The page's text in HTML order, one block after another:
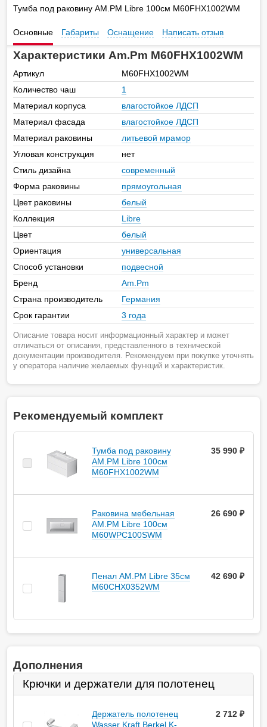
Тумба под раковину AM.PM Libre 100см M60FHX1002WM
Основные Габариты Оснащение Написать отзыв
Характеристики Am.Pm M60FHX1002WM
Артикул
M60FHX1002WM
Количество чаш
1
Материал корпуса
влагостойкое ЛДСП
Материал фасада
влагостойкое ЛДСП
Материал раковины
литьевой мрамор
Угловая конструкция
нет
Стиль дизайна
современный
Форма раковины
прямоугольная
Цвет раковины
белый
Коллекция
Libre
Цвет
белый
Ориентация
универсальная
Способ установки
подвесной
Бренд
Am.Pm
Страна производитель
Германия
Срок гарантии
3 года
Описание товара носит информационный характер и может
отличаться от описания, представленного в технической
документации производителя. Рекомендуем при покупке уточнять
у оператора наличие желаемых функций и характеристик.
Рекомендуемый комплект
Тумба под раковину
AM.PM Libre 100см
M60FHX1002WM
35 990 ₽
Раковина мебельная
AM.PM Libre 100см
M60WPC100SWM
26 690 ₽
Пенал AM.PM Libre 35см
M60CHX0352WM
42 690 ₽
Дополнения
Крючки и держатели для полотенец
Держатель полотенец
Wasser Kraft Berkel K-
2 712